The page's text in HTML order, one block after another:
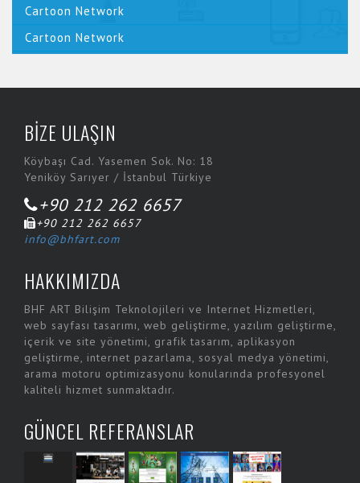
Cartoon Network
Cartoon Network
CHP Resmi Web Sitesi
Dekante
Dine&Pay
Doyum Helva ve Reçelleri
Ent Travel
Fayda A.Ş.
Fayda Net
Fesa Hotel
Fibrobeton
Fibrobetoncity
Fotoğraf Düzelt
Hakman Dyson
Halaman Matbaacılık
BİZE ULAŞIN
Köybaşı Cad. Yasemen Sok. No: 18
Yeniköy Sarıyer / İstanbul Türkiye
+90 212 262 6657
+90 212 262 6657
info@bhfart.com
HAKKIMIZDA
BHF ART Bilişim Teknolojileri ve Internet Hizmetleri,
web sayfası tasarımı, web geliştirme, yazılım geliştirme,
içerik ve site yönetimi, grafik tasarım, aplikasyon
geliştirme, internet pazarlama, sosyal medya yönetimi,
arama motoru optimizasyonu konularında profesyonel
kaliteli hizmet sunmaktadır.
GÜNCEL REFERANSLAR